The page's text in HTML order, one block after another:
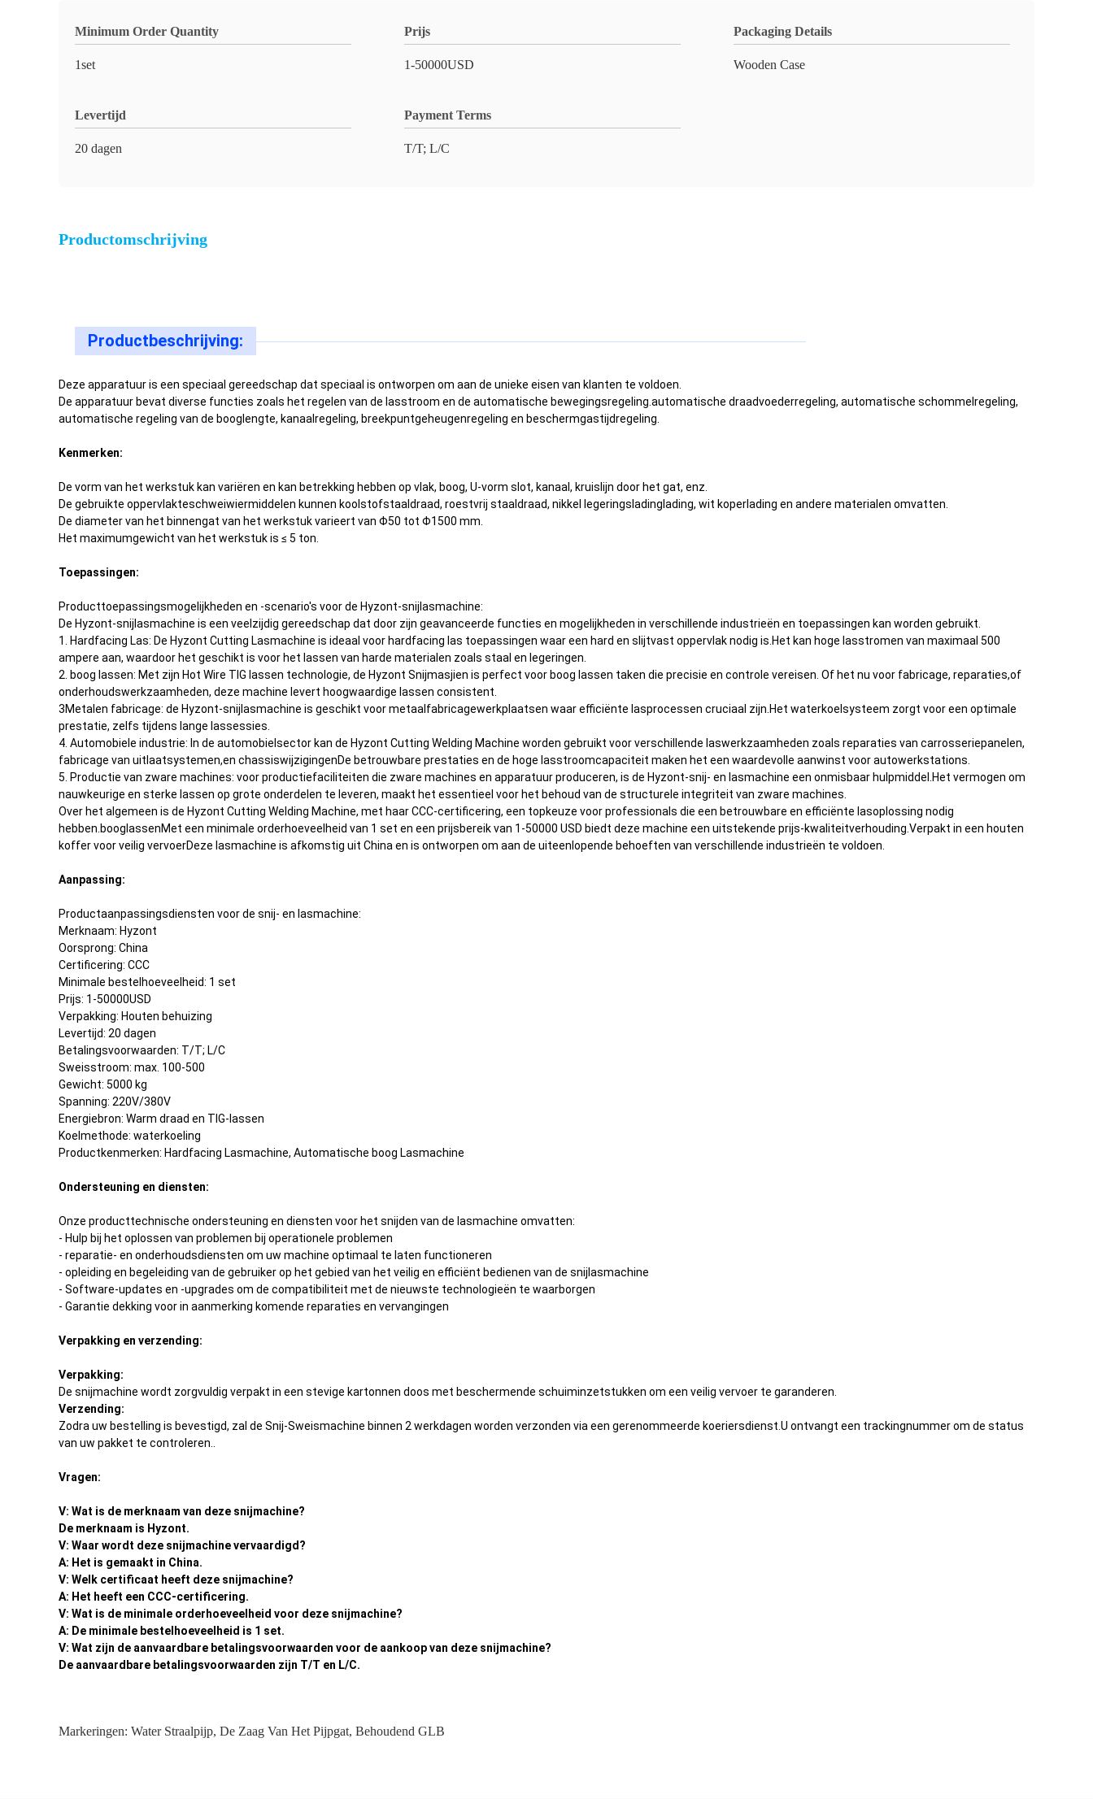
Minimum Order Quantity
1set
Prijs
1-50000USD
Packaging Details
Wooden Case
Levertijd
20 dagen
Payment Terms
T/T; L/C
Productomschrijving
Productbeschrijving:
Deze apparatuur is een speciaal gereedschap dat speciaal is ontworpen om aan de unieke eisen van klanten te voldoen.
De apparatuur bevat diverse functies zoals het regelen van de lasstroom en de automatische bewegingsregeling.automatische draadvoederregeling, automatische schommelregeling,
automatische regeling van de booglengte, kanaalregeling, breekpuntgeheugenregeling en beschermgastijdregeling.
Kenmerken:
De vorm van het werkstuk kan variëren en kan betrekking hebben op vlak, boog, U-vorm slot, kanaal, kruislijn door het gat, enz.
De gebruikte oppervlakteschweiwiermiddelen kunnen koolstofstaaldraad, roestvrij staaldraad, nikkel legeringsladinglading, wit koperlading en andere materialen omvatten.
De diameter van het binnengat van het werkstuk varieert van Φ50 tot Φ1500 mm.
Het maximumgewicht van het werkstuk is ≤ 5 ton.
Toepassingen:
Producttoepassingsmogelijkheden en -scenario's voor de Hyzont-snijlasmachine:
De Hyzont-snijlasmachine is een veelzijdig gereedschap dat door zijn geavanceerde functies en mogelijkheden in verschillende industrieën en toepassingen kan worden gebruikt.
1. Hardfacing Las: De Hyzont Cutting Lasmachine is ideaal voor hardfacing las toepassingen waar een hard en slijtvast oppervlak nodig is.Het kan hoge lasstromen van maximaal 500
ampere aan, waardoor het geschikt is voor het lassen van harde materialen zoals staal en legeringen.
2. boog lassen: Met zijn Hot Wire TIG lassen technologie, de Hyzont Snijmasjien is perfect voor boog lassen taken die precisie en controle vereisen. Of het nu voor fabricage, reparaties,of
onderhoudswerkzaamheden, deze machine levert hoogwaardige lassen consistent.
3Metalen fabricage: de Hyzont-snijlasmachine is geschikt voor metaalfabricagewerkplaatsen waar efficiënte lasprocessen cruciaal zijn.Het waterkoelsysteem zorgt voor een optimale
prestatie, zelfs tijdens lange lassessies.
4. Automobiele industrie: In de automobielsector kan de Hyzont Cutting Welding Machine worden gebruikt voor verschillende laswerkzaamheden zoals reparaties van carrosseriepanelen,
fabricage van uitlaatsystemen,en chassiswijzigingenDe betrouwbare prestaties en de hoge lasstroomcapaciteit maken het een waardevolle aanwinst voor autowerkstations.
5. Productie van zware machines: voor productiefaciliteiten die zware machines en apparatuur produceren, is de Hyzont-snij- en lasmachine een onmisbaar hulpmiddel.Het vermogen om
nauwkeurige en sterke lassen op grote onderdelen te leveren, maakt het essentieel voor het behoud van de structurele integriteit van zware machines.
Over het algemeen is de Hyzont Cutting Welding Machine, met haar CCC-certificering, een topkeuze voor professionals die een betrouwbare en efficiënte lasoplossing nodig
hebben.booglassenMet een minimale orderhoeveelheid van 1 set en een prijsbereik van 1-50000 USD biedt deze machine een uitstekende prijs-kwaliteitverhouding.Verpakt in een houten
koffer voor veilig vervoerDeze lasmachine is afkomstig uit China en is ontworpen om aan de uiteenlopende behoeften van verschillende industrieën te voldoen.
Aanpassing:
Productaanpassingsdiensten voor de snij- en lasmachine:
Merknaam: Hyzont
Oorsprong: China
Certificering: CCC
Minimale bestelhoeveelheid: 1 set
Prijs: 1-50000USD
Verpakking: Houten behuizing
Levertijd: 20 dagen
Betalingsvoorwaarden: T/T; L/C
Sweisstroom: max. 100-500
Gewicht: 5000 kg
Spanning: 220V/380V
Energiebron: Warm draad en TIG-lassen
Koelmethode: waterkoeling
Productkenmerken: Hardfacing Lasmachine, Automatische boog Lasmachine
Ondersteuning en diensten:
Onze producttechnische ondersteuning en diensten voor het snijden van de lasmachine omvatten:
- Hulp bij het oplossen van problemen bij operationele problemen
- reparatie- en onderhoudsdiensten om uw machine optimaal te laten functioneren
- opleiding en begeleiding van de gebruiker op het gebied van het veilig en efficiënt bedienen van de snijlasmachine
- Software-updates en -upgrades om de compatibiliteit met de nieuwste technologieën te waarborgen
- Garantie dekking voor in aanmerking komende reparaties en vervangingen
Verpakking en verzending:
Verpakking:
De snijmachine wordt zorgvuldig verpakt in een stevige kartonnen doos met beschermende schuiminzetstukken om een veilig vervoer te garanderen.
Verzending:
Zodra uw bestelling is bevestigd, zal de Snij-Sweismachine binnen 2 werkdagen worden verzonden via een gerenommeerde koeriersdienst.U ontvangt een trackingnummer om de status
van uw pakket te controleren..
Vragen:
V: Wat is de merknaam van deze snijmachine?
De merknaam is Hyzont.
V: Waar wordt deze snijmachine vervaardigd?
A: Het is gemaakt in China.
V: Welk certificaat heeft deze snijmachine?
A: Het heeft een CCC-certificering.
V: Wat is de minimale orderhoeveelheid voor deze snijmachine?
A: De minimale bestelhoeveelheid is 1 set.
V: Wat zijn de aanvaardbare betalingsvoorwaarden voor de aankoop van deze snijmachine?
De aanvaardbare betalingsvoorwaarden zijn T/T en L/C.
Markeringen: Water Straalpijp, De Zaag Van Het Pijpgat, Behoudend GLB